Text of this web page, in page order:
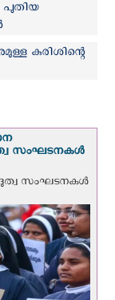
പുതിയ
കുരിശിന്റെ
സംഘടനകള്‍
സംഘടനകൾ